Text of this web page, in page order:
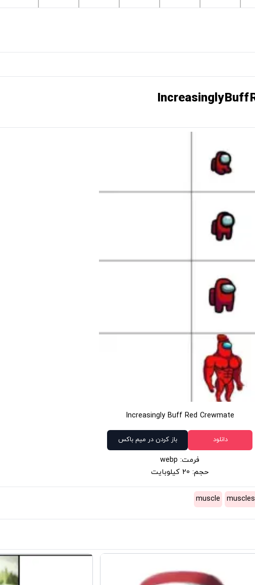
Increasingly Buff Red Crewmate
دانلود باز کردن در میم باکس
فرمت: webp
حجم: 20 کیلوبایت
muscles
muscle